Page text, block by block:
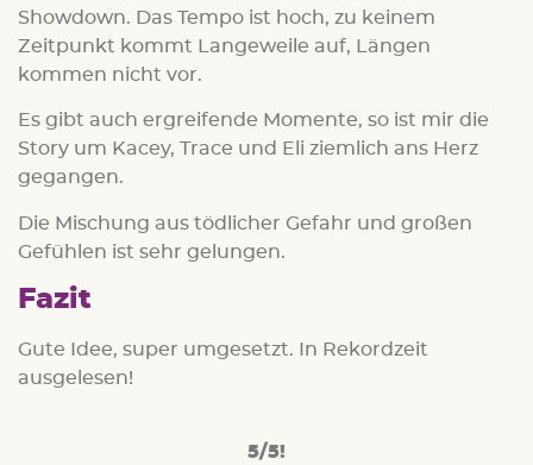
Showdown. Das Tempo ist hoch, zu keinem
Zeitpunkt kommt Langeweile auf, Längen
kommen nicht vor.
Es gibt auch ergreifende Momente, so ist mir die
Story um Kacey, Trace und Eli ziemlich ans Herz
gegangen.
Die Mischung aus tödlicher Gefahr und großen
Gefühlen ist sehr gelungen.
Fazit
Gute Idee, super umgesetzt. In Rekordzeit
ausgelesen!
5/5!